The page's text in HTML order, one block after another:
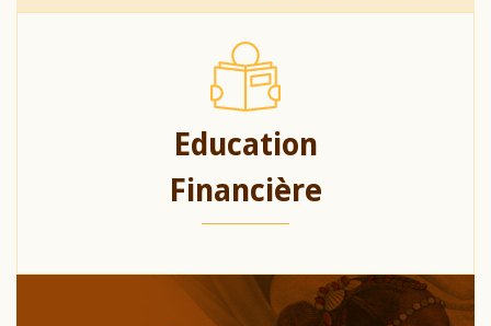
Education
Financière